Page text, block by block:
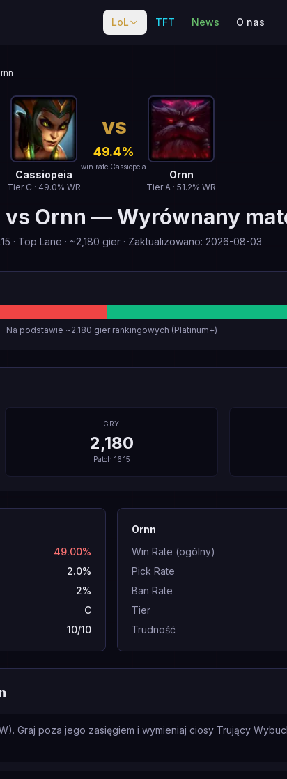
LoL TFT News O nas
Cassiopeia
Tier C · 49.0% WR
VS
49.4%
win rate Cassiopeia
Ornn
TierA · 51.2% WR
vs Ornn —Wyrównany
· Top Lane · ~2,180 gier· Zaktualizowano: 2026-08-03
Na podstawie ~2,180 gier rankingowych (Platinum+)
GRY
2,180
Patch 16.15
49.00%
2.0%
2%
C
10/10
Ornn
Win Rate (ogólny)
Pick Rate
Ban Rate
Tier
Trudność
Graj poza jego zasięgiem i wymieniaj ciosy Trujący